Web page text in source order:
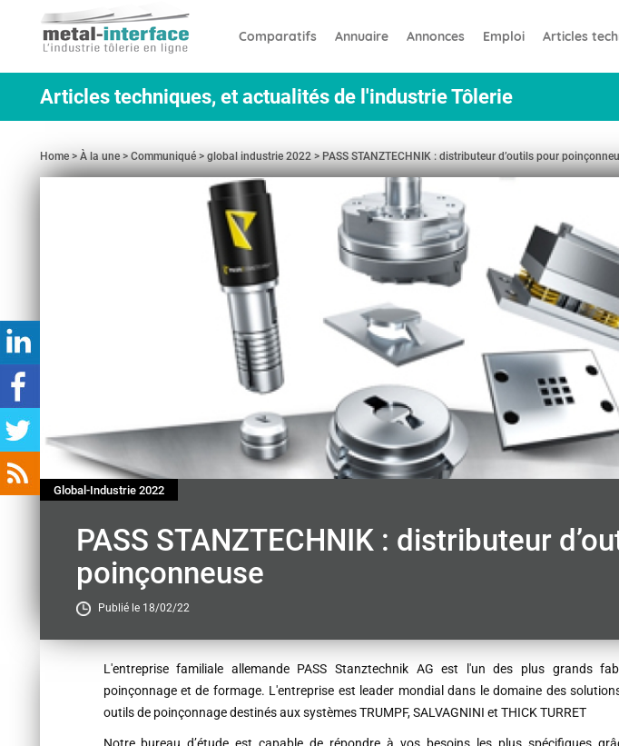
contenu
Comparatifs Annuaire Annonces Emploi Articles
Articles techniques, et actualités de l'industrie Tôlerie
Home À la une Communiqué global industrie 2022 PASS STANZTECHNIK : distributeur d’outils pour
Global-Industrie 2022
PASS STANZTECHNIK : distributeur
poinçonneuse
Publié le 18/02/22
Contenu
L'entreprise familiale allemande PASS Stanztechnik AG est l'un des plus grands
poinçonnage et de formage. L'entreprise est leader mondial dans le domaine des
outils de poinçonnage destinés aux systèmes TRUMPF, SALVAGNINI et THICK TURRET